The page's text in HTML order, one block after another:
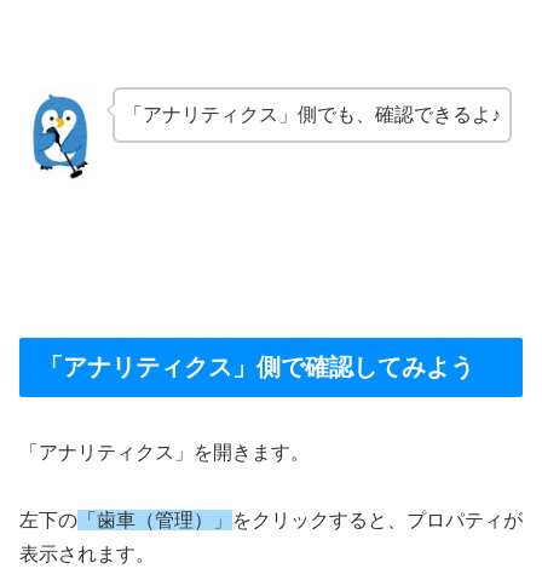
「アナリティクス」側でも、確認できるよ♪
「アナリティクス」側で確認してみよう
「アナリティクス」を開きます。
左下の 「歯車（管理）」
をクリックすると、プロパティが
表示されます。